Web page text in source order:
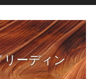
リーディン